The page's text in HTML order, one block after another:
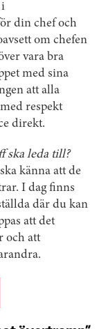
i
din chef och
om chefen
vara bra
med sina
att alla
respekt
direkt.
ska leda till?
känna att de
I dag finns
där du kan
att det
och att